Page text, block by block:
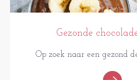
Gezonde
Op zoek naar een gezond